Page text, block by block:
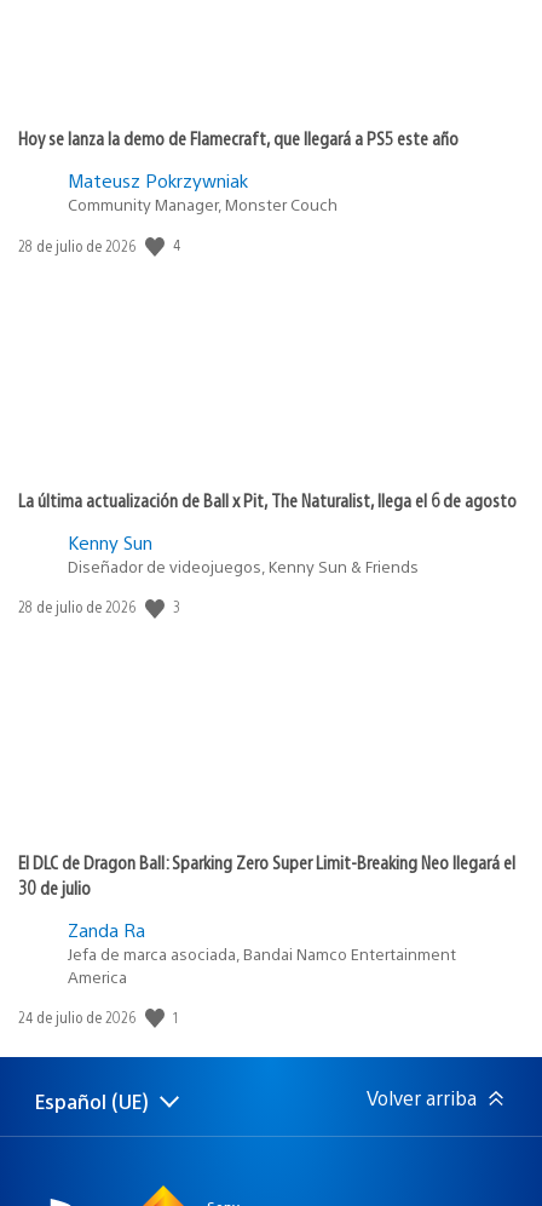
Hoy se lanza la demo de Flamecraft, que llegará a PS5 este año
Mateusz Pokrzywniak
Community Manager, Monster Couch
Fecha
28 de julio de 2026 4
La última actualización de Ball x Pit, The Naturalist, llega el 6 de agosto
Kenny Sun
Diseñador de videojuegos, Kenny Sun & Friends
Fecha
28 de julio de 2026 3
El DLC de Dragon Ball: Sparking Zero Super Limit-Breaking Neo llegará el
30 de julio
Zanda Ra
Jefa de marca asociada, Bandai Namco Entertainment
America
Fecha
publicación:
24 de julio de 2026 1
Selecciona
una
Región
actual:
Español (UE) Volver arriba